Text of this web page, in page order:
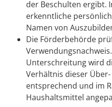
der Beschulten ergibt.
erkenntliche
Namen von
Die Förderbehörde
Unterschreitung wird
Verhältnis dieser
entsprechend und im
Haushaltsmittel